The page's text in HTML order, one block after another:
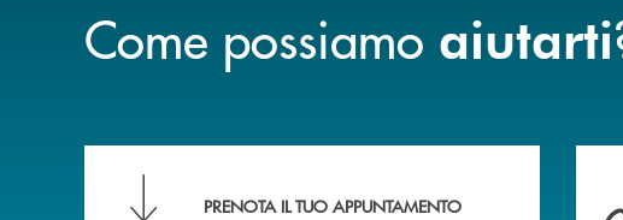
Come possiamo aiutarti
PRENOTA IL TUO APPUNTAMENTO